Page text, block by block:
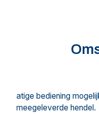
atige bediening
meegeleverde hendel.